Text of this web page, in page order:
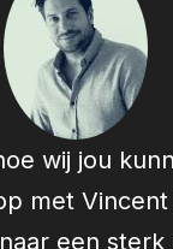
wij jou
met
een sterk